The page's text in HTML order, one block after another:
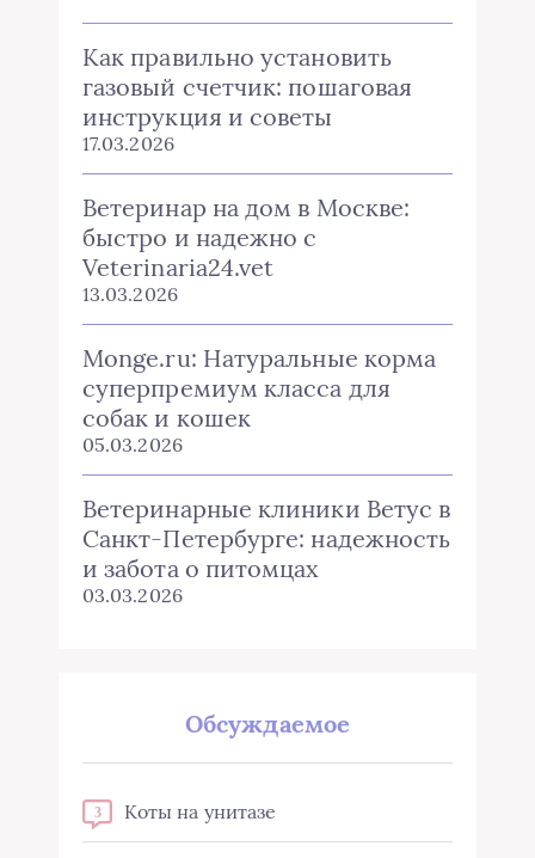
Как правильно установить
газовый счетчик: пошаговая
инструкция и советы
17.03.2026
Ветеринар на дом в Москве:
быстро и надежно с
Veterinaria24.vet
13.03.2026
Monge.ru: Натуральные корма
суперпремиум класса для
собак и кошек
05.03.2026
Ветеринарные клиники Ветус в
Санкт-Петербурге: надежность
и забота о питомцах
03.03.2026
Обсуждаемое
3 Коты на унитазе